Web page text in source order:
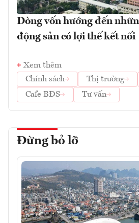
Dòng vốn hướng đến
động sản có lợi thế kết nối
Xem thêm
Chính sách
Thị trường
Cafe BĐS
Tư vấn
Đừng bỏ lỡ